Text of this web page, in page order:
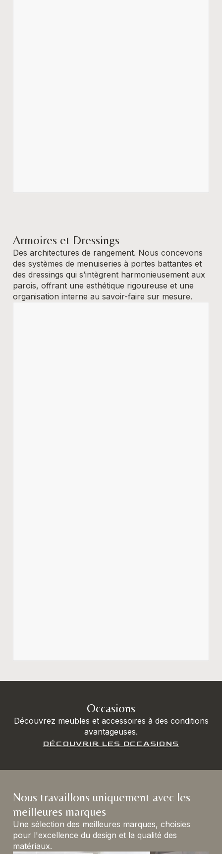
Armoires et Dressings
Des architectures de rangement. Nous concevons
des systèmes de menuiseries à portes battantes et
des dressings qui s’intègrent harmonieusement aux
parois, offrant une esthétique rigoureuse et une
organisation interne au savoir-faire sur mesure.
Occasions
Découvrez meubles et accessoires à des conditions
avantageuses.
DÉCOUVRIR LES OCCASIONS
Nous travaillons uniquement avec les
meilleures marques
Une sélection des meilleures marques, choisies
pour l'excellence du design et la qualité des
matériaux.